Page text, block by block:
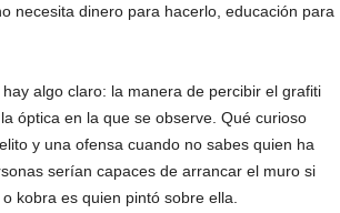
necesita dinero para hacerlo, educación para
algo claro: la manera de percibir el grafiti
óptica en la que se observe. Qué curioso
y una ofensa cuando no sabes quien ha
serían capaces de arrancar el muro si
kobra es quien pintó sobre ella.